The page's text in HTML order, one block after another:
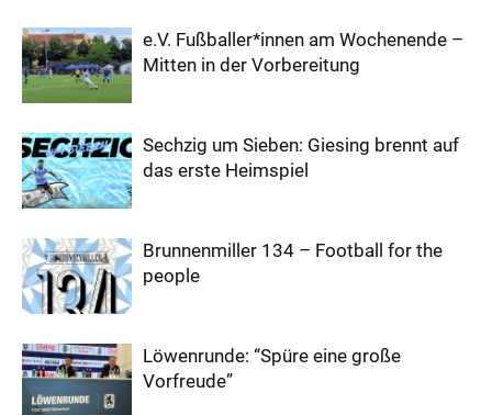
e.V. Fußballer*innen am Wochenende –
Mitten in der Vorbereitung
Sechzig um Sieben: Giesing brennt auf
das erste Heimspiel
Brunnenmiller 134 – Football for the
people
Löwenrunde: “Spüre eine große
Vorfreude”